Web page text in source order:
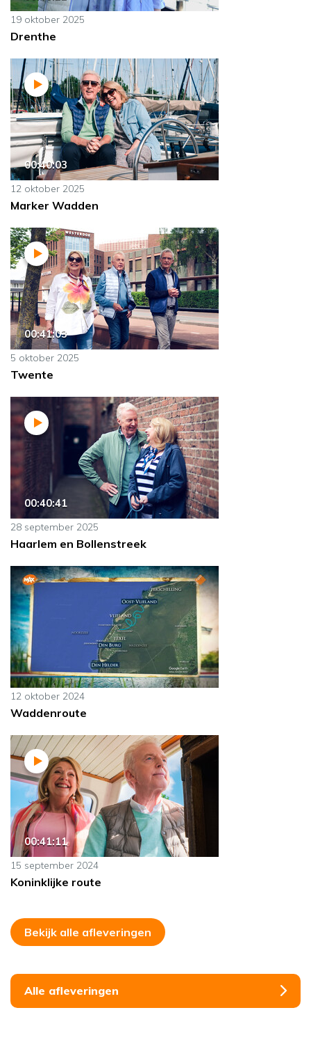
19 oktober 2025
Drenthe
00:40:03
12 oktober 2025
Marker Wadden
00:41:03
5 oktober 2025
Twente
00:40:41
28 september 2025
Haarlem en Bollenstreek
12 oktober 2024
Waddenroute
00:41:11
15 september 2024
Koninklijke route
Bekijk alle afleveringen
Alle afleveringen